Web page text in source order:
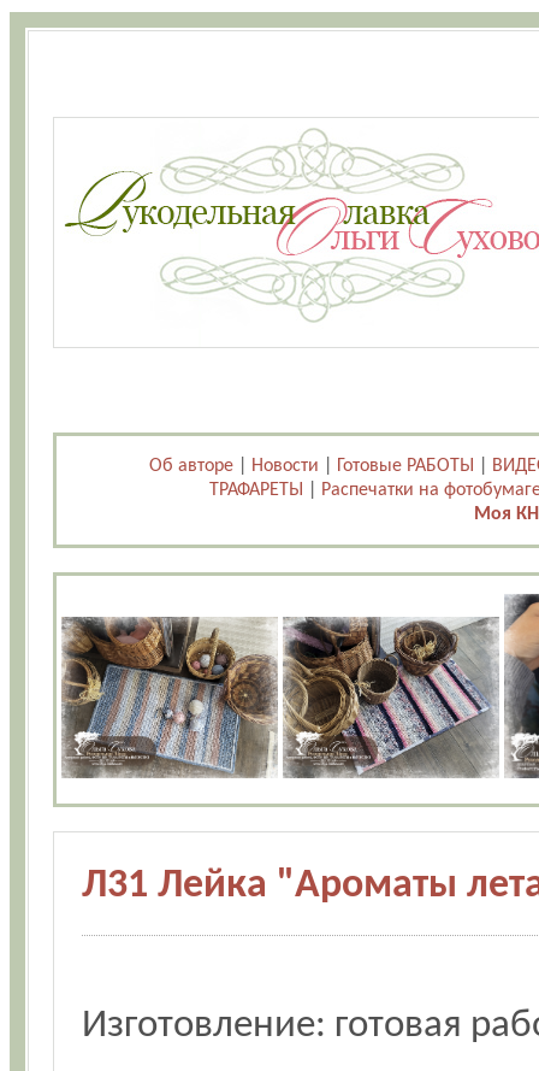
Об авторе Новости Готовые РАБОТЫ
ТРАФАРЕТЫ
Распечатки на
Моя
Л31 Лейка "Ароматы
Изготовление: готовая